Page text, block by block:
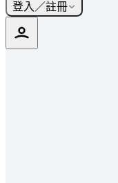
登入／註冊